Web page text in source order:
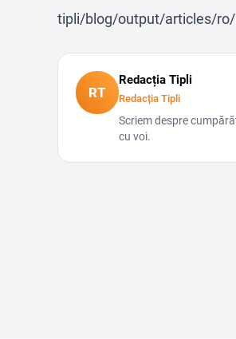
tipli/blog/output/articles/ro/
RT
Redacția Tipli
Redacția Tipli
Scriem despre
cu voi.